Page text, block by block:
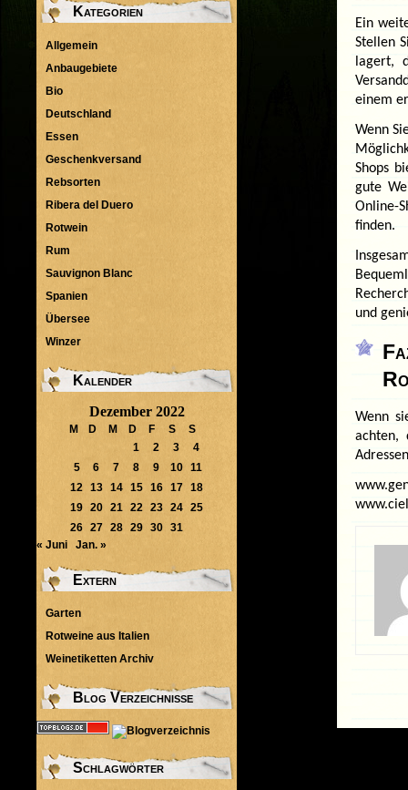
Ein
Stellen
lagert,
einem
Wenn
Shops
gute
Online-
finden.
und
Wenn
achten,
Kategorien
Allgemein
Anbaugebiete
Bio
Deutschland
Essen
Geschenkversand
Rebsorten
Ribera del Duero
Rotwein
Rum
Sauvignon Blanc
Spanien
Übersee
Winzer
Kalender
Dezember 2022
M D M D F S
S
1
2 3
4
5
6 7 8 9 10
11
12
13 14 15 16 17
18
19 20 21 22 23 24
25
26 27 28 29 30
31
« Juni
Jan. »
Extern
Garten
Rotweine aus Italien
Weinetiketten Archiv
Blog Verzeichnisse
Schlagwörter